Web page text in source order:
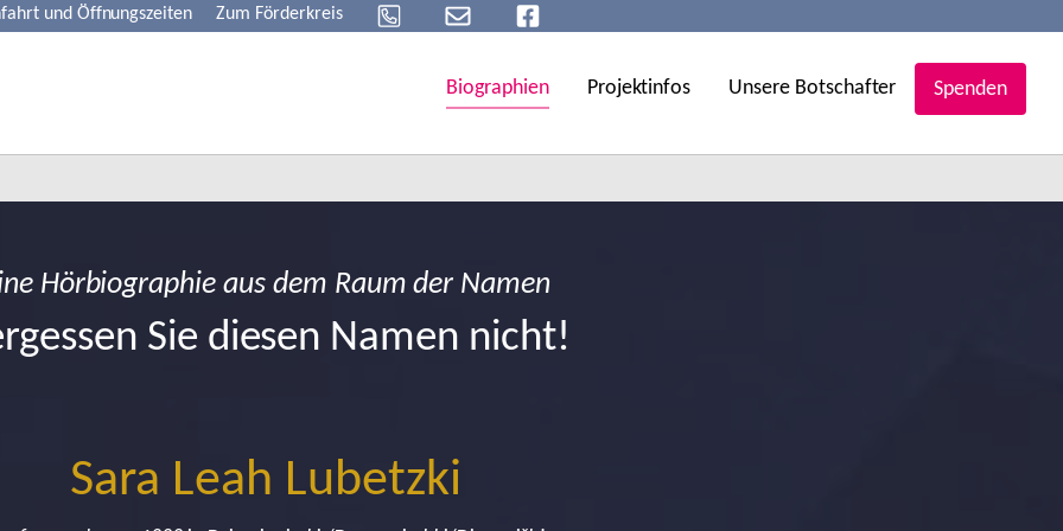
und Öffnungszeiten Zum Förderkreis
Biographien Projektinfos Unsere Botschafter Spenden
Hörbiographie aus dem Raum der Namen
Sie diesen Namen nicht!
Sara Leah Lubetzki